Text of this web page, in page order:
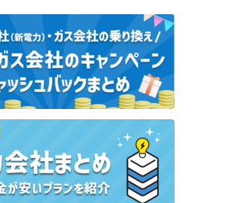
円分の特典【2026年8月】
スのキャンペーン・特典情報｜5,000円キャッ
ック【2026年8月】
ーン
ーク関東にはどんな都市ガスプランがある？特
払い方法もあわせて解説